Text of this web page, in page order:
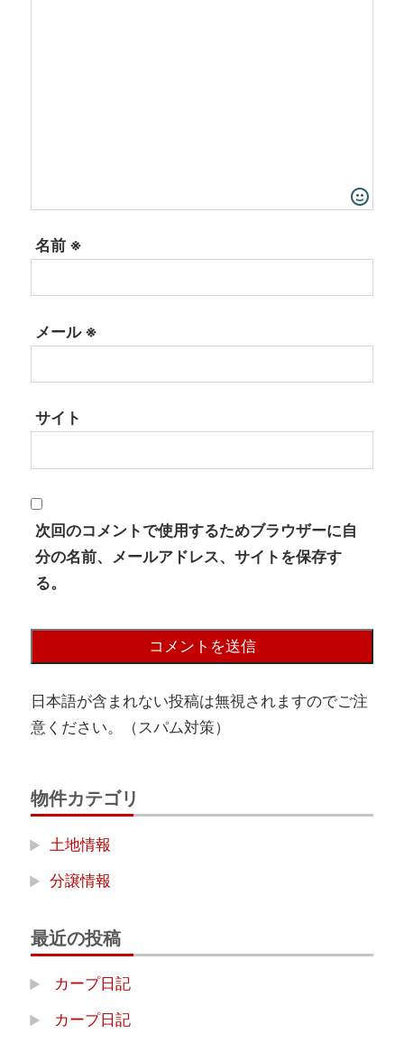
名前 ※
メール ※
サイト
次回のコメントで使用するためブラウザーに自
分の名前、メールアドレス、サイトを保存す
る。
日本語が含まれない投稿は無視されますのでご注
意ください。（スパム対策）
物件カテゴリ
土地情報
分譲情報
最近の投稿
カープ日記
カープ日記